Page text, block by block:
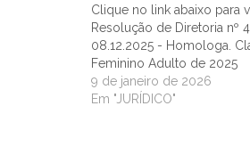
Clique no link abaixo para
Resolução de Diretoria nº
08.12.2025 - Homologa.
Feminino Adulto de 2025
9 de janeiro de 2026
Em "JURÍDICO"